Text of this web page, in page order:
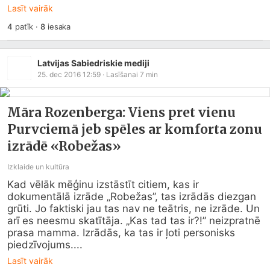
Lasīt vairāk
4 patīk ·8iesaka
Latvijas Sabiedriskie mediji
25. dec 2016 12:59 · Lasīšanai 7 min
Māra Rozenberga: Viens pret vienu
Purvciemā jeb spēles ar komforta zonu
izrādē «Robežas»
Izklaide un kultūra
Kad vēlāk mēģinu izstāstīt citiem, kas ir
dokumentālā izrāde „Robežas”, tas izrādās diezgan
grūti. Jo faktiski jau tas nav ne teātris, ne izrāde. Un
arī es neesmu skatītāja. „Kas tad tas ir?!” neizpratnē
prasa mamma. Izrādās, ka tas ir ļoti personisks
piedzīvojums....
Lasīt vairāk